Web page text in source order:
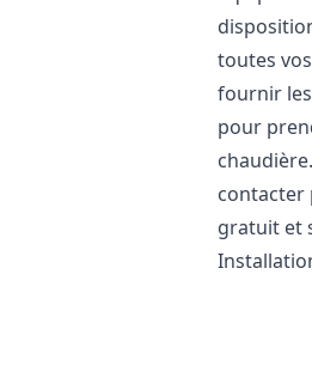
toutes
fournir
pour
contacter
gratuit et